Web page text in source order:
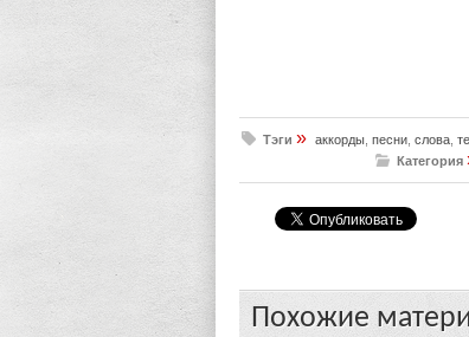
Тэги » аккорды песни слова
Категория
Похожие